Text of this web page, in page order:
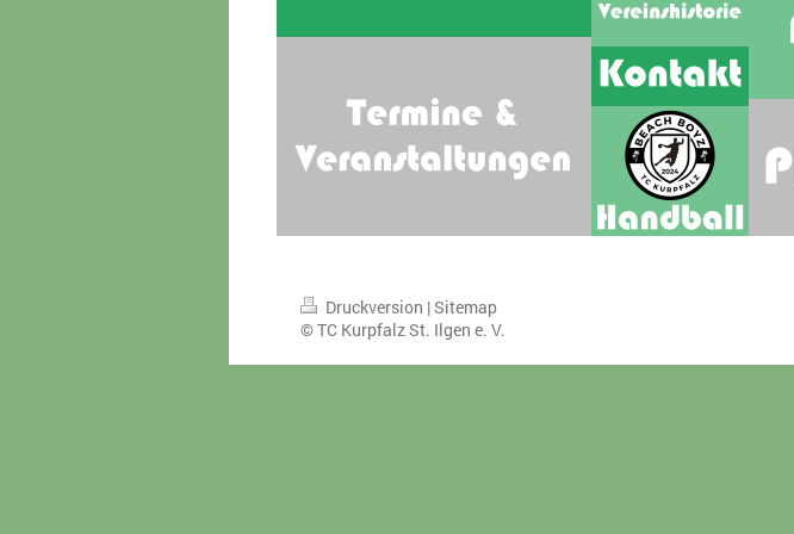
Druckversion |Sitemap
© TC Kurpfalz St. Ilgen e. V.